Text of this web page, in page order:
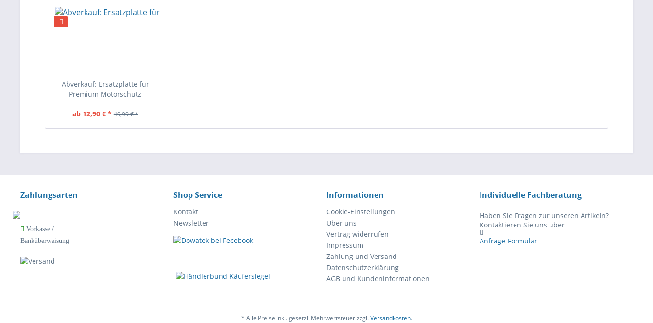
Abverkauf: Ersatzplatte für
Premium Motorschutz
Umlenkungsschutz
ab 12,90 € * 49,99 € *
Zahlungsarten
Vorkasse /
Banküberweisung
Shop Service
Kontakt
Newsletter
Informationen
Cookie-Einstellungen
Über uns
Vertrag widerrufen
Impressum
Zahlung und Versand
Datenschutzerklärung
AGB und Kundeninformationen
Individuelle Fachberatung
Haben Sie Fragen zur unseren Artikeln?
Kontaktieren Sie uns über
Anfrage-Formular
* Alle Preise inkl. gesetzl. Mehrwertsteuer zzgl.Versandkosten.